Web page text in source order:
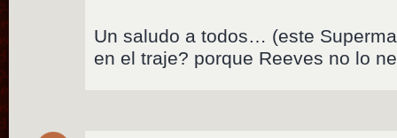
Un saludo a todos… (este
en el traje? porque Reeves no lo